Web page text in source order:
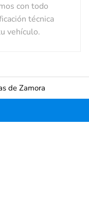
con todo
técnica
vehículo.
de Zamora